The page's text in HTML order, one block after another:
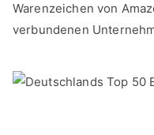
Warenzeichen von
verbundenen